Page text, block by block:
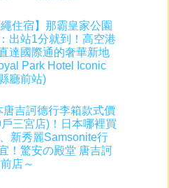
繩住宿】那霸皇家公園
出站1分就到！高空港
達國際通的奢華新地
Park Hotel Iconic
廳前站)
唐吉訶德行李箱款式價
三宮店)！日本哪裡買
新秀麗Samsonite行
！驚安の殿堂 唐吉訶
店～